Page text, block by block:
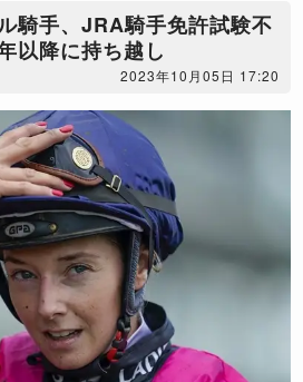
騎手、JRA騎手免許試験不
以降に持ち越し
2023年10月05日 17:20